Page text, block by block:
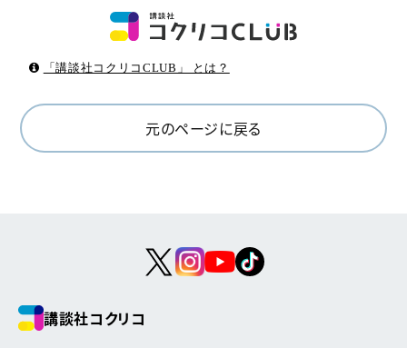
「講談社コクリコCLUB」 とは？
元のページに戻る
講談社コクリコ